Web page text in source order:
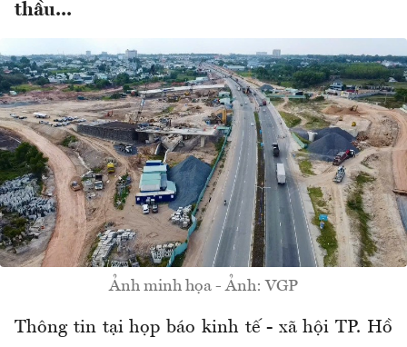
thầu...
Ảnh minh họa - Ảnh: VGP
Thông tin tại họp báo kinh tế - xã hội TP. Hồ